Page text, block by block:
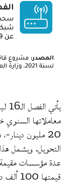
20 مليون
التحويل. ويشمل
عدة مؤسسات مقيمة
قيمتها 100 ألف دينار خالية من الأداءات.